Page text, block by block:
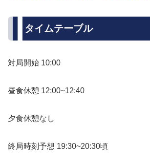
タイムテーブル
対局開始 10:00
昼食休憩 12:00~12:40
夕食休憩なし
終局時刻予想 19:30~20:30頃